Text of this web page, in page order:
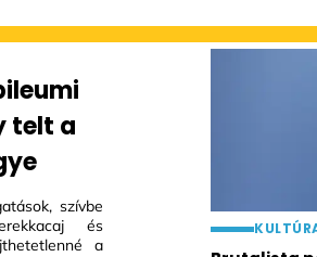
telt a
szívbe
és
a